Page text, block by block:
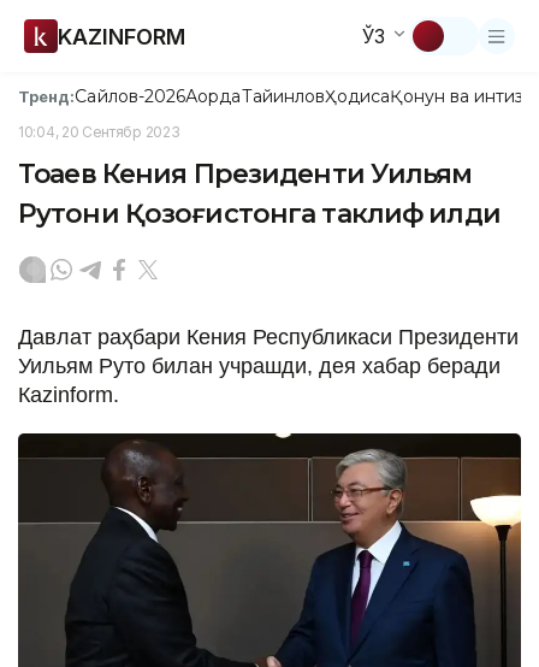
KAZINFORM ЎЗ
Тренд:Сайлов-2026АқордаТайинловҲодисаҚонун ва
10:04, 20 Сентябр 2023
Тоқаев Кения Президенти Уильям
Рутони Қозоғистонга таклиф қилди
Давлат раҳбари Кения Республикаси Президенти
Уильям Руто билан учрашди, дея хабар беради
Кazinform.